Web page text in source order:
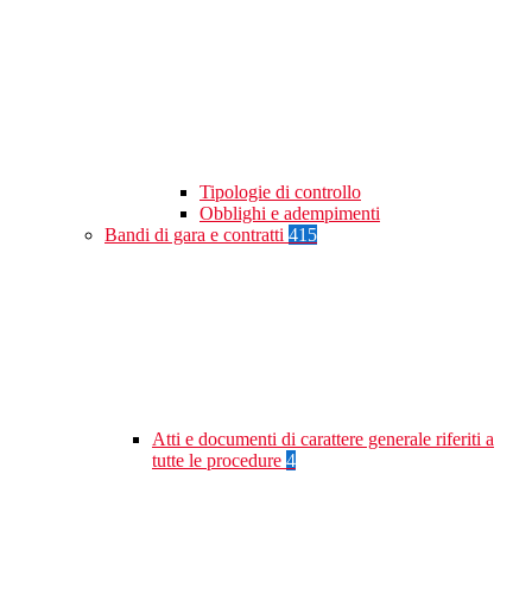
Tipologie di controllo
Obblighi e adempimenti
Bandi di gara e contratti 415
Atti e documenti di carattere generale riferiti a
tutte le procedure 4